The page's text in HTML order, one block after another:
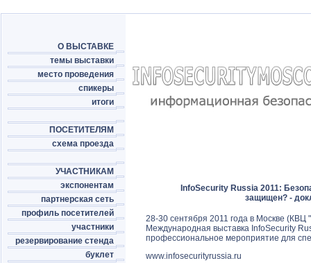
О ВЫСТАВКЕ
темы выставки
место проведения
спикеры
итоги
ПОСЕТИТЕЛЯМ
схема проезда
УЧАСТНИКАМ
экспонентам
партнерская сеть
профиль посетителей
участники
резервирование стенда
буклет
InfoSecurity Russia 2011:
защищен? -
28-30 сентября 2011 года в Москве (КВЦ
Международная выставка InfoSecurity
профессиональное мероприятие для
www.infosecurityrussia.ru